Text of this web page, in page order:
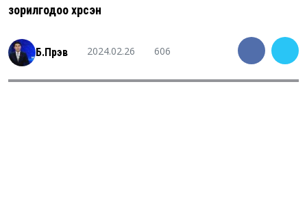
зорилгодоо хүрсэн
Б.Пүрэв 2024.02.26 606